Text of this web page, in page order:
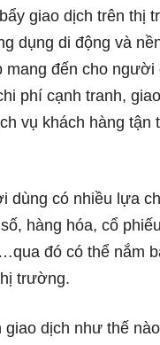
giao dịch trên thị
dụng di động và
mang đến cho người
phí cạnh tranh,
vụ khách hàng tận
dùng có nhiều lựa
hàng hóa, cổ
đó có thể nắm
trường.
giao dịch như thế